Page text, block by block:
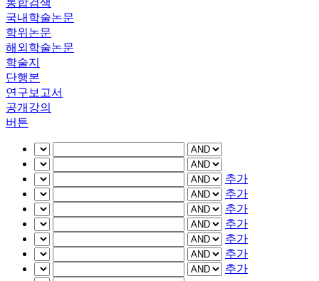
통합검색
국내학술논문
학위논문
해외학술논문
학술지
단행본
연구보고서
공개강의
버튼
추가
추가
추가
추가
추가
추가
추가